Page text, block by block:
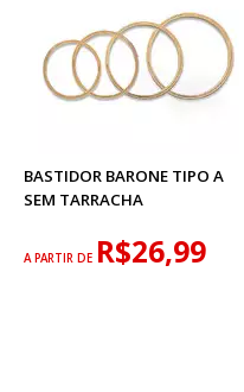
BASTIDOR BARONE TIPO A
SEM TARRACHA
A PARTIR DE R$26,99